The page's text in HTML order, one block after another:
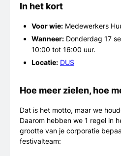
In het kort
Voor wie: Medewerkers
Wanneer: Donderdag 17
10:00 tot 16:00 uur.
Locatie: DUS
Hoe meer zielen, hoe
Dat is het motto, maar we
Daarom hebben we 1 regel in
grootte van je corporatie
festivalteam: